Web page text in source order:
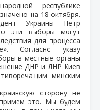
республике
на 18 октября.
Украины Петр
эти выборы могут
для процесса
Согласно указу
в местные органы
ДНР и ЛНР Киев
минским
сторону не
это. Мы будем